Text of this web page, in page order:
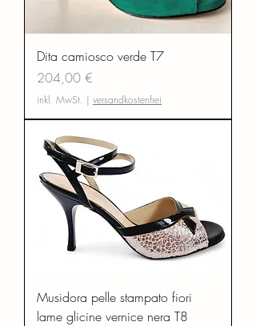
Dita camiosco verde T7
Preis
204,00 €
inkl. MwSt. | versandkostenfrei
Musidora pelle stampato fiori
lame glicine vernice nera T8